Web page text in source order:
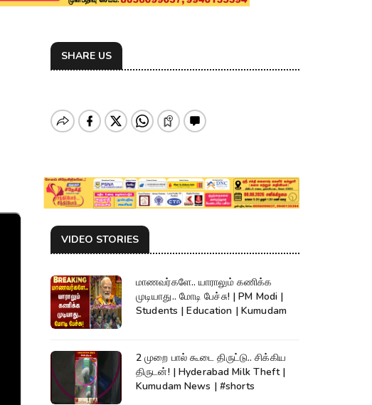
SHARE US
VIDEO STORIES
மாணவர்களே.. யாராலும் கணிக்க
முடியாது.. மோடி பேச்சு! | PM Modi |
Students | Education | Kumudam
2 முறை பால் கூடை திருட்டு.. சிக்கிய
திருடன்! | Hyderabad Milk Theft |
Kumudam News | #shorts